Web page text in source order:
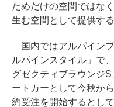
ためだけの空間ではな
生む空間として提供す
国内ではアルパイン
ルパインスタイル」で
グゼクティブラウンジ
ートカーとして今秋か
約受注を開始するとして